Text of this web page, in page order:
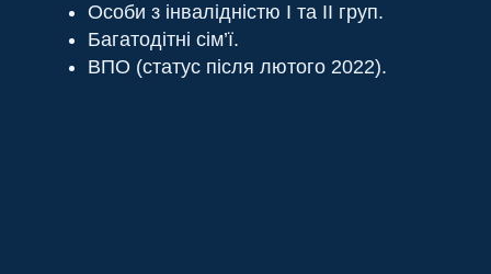
Особи з інвалідністю І та ІІ груп.
Багатодітні сім’ї.
ВПО (статус після лютого 2022).